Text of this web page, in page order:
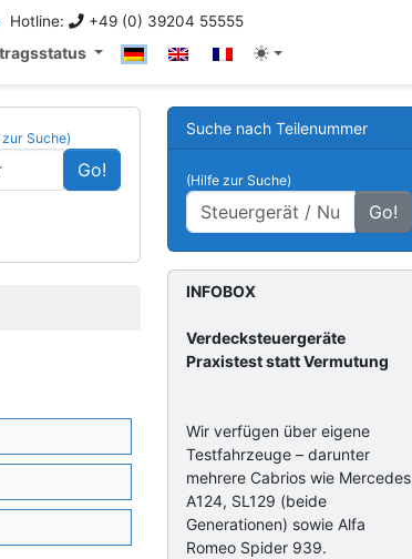
Hotline: +49 (0) 39204 55555
Suche)
Go!
Suche nach Teilenummer
(Hilfe zur Suche)
Go!
INFOBOX
Verdecksteuergeräte
Praxistest statt Vermutung
Wir verfügen über eigene
Testfahrzeuge – darunter
mehrere Cabrios wie Mercedes
A124, SL129 (beide
Generationen) sowie Alfa
Romeo Spider 939.